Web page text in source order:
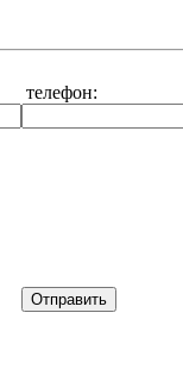
телефон: